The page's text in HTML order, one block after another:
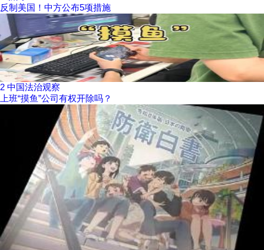
反制美国！中方公布5项措施
2 中国法治观察
上班“摸鱼”公司有权开除吗？